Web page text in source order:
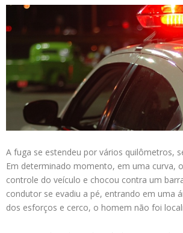
A fuga se estendeu por vários quilômetros,
Em determinado momento, em uma curva,
controle do veículo e chocou contra um
condutor se evadiu a pé, entrando em uma
dos esforços e cerco, o homem não foi